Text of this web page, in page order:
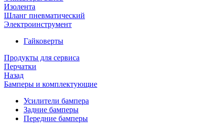
Изолента
Шланг пневматический
Электроинструмент
Гайковерты
Продукты для сервиса
Перчатки
Назад
Бамперы и комплектующие
Усилители бампера
Задние бамперы
Передние бамперы